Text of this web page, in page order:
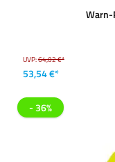
Warn-
UVP:64,02 €*
53,54 €*
- 36%